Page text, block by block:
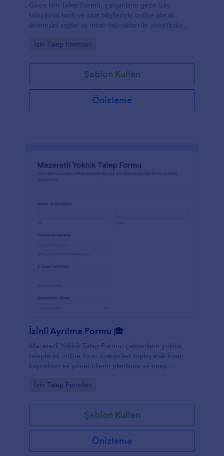
Gece İzin Talep Formu, çalışanların gece izin
taleplerini tarih ve saat bilgileriyle online olarak
iletmesini sağlar ve insan kaynakları ile yöneticiler
Go to Category:
İzin Talep Formları
Şablon Kullan
Önizleme
İzinli Ayrılma Formu 🎓
Mazeretli Yokluk Talep Formu, çalışanların yokluk
taleplerini online form üzerinden toplayarak insan
kaynakları ve yöneticilerin planlama ve onay
yardımcı olur.
Go to Category:
İzin Talep Formları
Şablon Kullan
Önizleme